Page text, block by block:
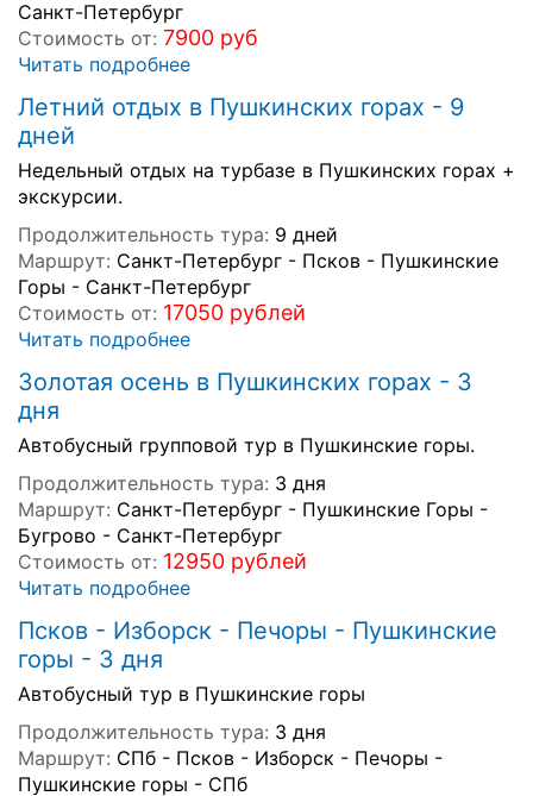
Санкт-Петербург
Стоимость от: 7900 руб
Читать подробнее
Летний отдых в Пушкинских горах - 9
дней
Недельный отдых на турбазе в Пушкинских горах +
экскурсии.
Продолжительность тура: 9 дней
Маршрут: Санкт-Петербург - Псков - Пушкинские
Горы - Санкт-Петербург
Стоимость от: 17050 рублей
Читать подробнее
Золотая осень в Пушкинских горах - 3
дня
Автобусный групповой тур в Пушкинские горы.
Продолжительность тура: 3 дня
Маршрут: Санкт-Петербург - Пушкинские Горы -
Бугрово - Санкт-Петербург
Стоимость от: 12950 рублей
Читать подробнее
Псков - Изборск - Печоры - Пушкинские
горы - 3 дня
Автобусный тур в Пушкинские горы
Продолжительность тура: 3 дня
Маршрут: СПб - Псков - Изборск - Печоры -
Пушкинские горы - СПб